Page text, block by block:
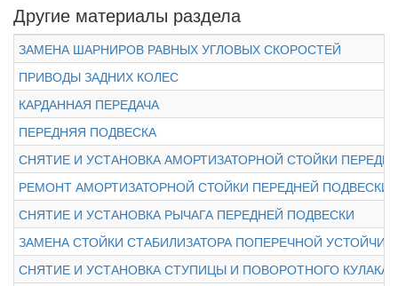
Другие материалы раздела
ЗАМЕНА ШАРНИРОВ РАВНЫХ УГЛОВЫХ СКОРОСТЕЙ
ПРИВОДЫ ЗАДНИХ КОЛЕС
КАРДАННАЯ ПЕРЕДАЧА
ПЕРЕДНЯЯ ПОДВЕСКА
СНЯТИЕ И УСТАНОВКА АМОРТИЗАТОРНОЙ СТОЙКИ
РЕМОНТ АМОРТИЗАТОРНОЙ СТОЙКИ ПЕРЕДНЕЙ ПОДВЕСКИ
СНЯТИЕ И УСТАНОВКА РЫЧАГА ПЕРЕДНЕЙ ПОДВЕСКИ
ЗАМЕНА СТОЙКИ СТАБИЛИЗАТОРА ПОПЕРЕЧНОЙ
СНЯТИЕ И УСТАНОВКА СТУПИЦЫ И ПОВОРОТНОГО КУЛАКА